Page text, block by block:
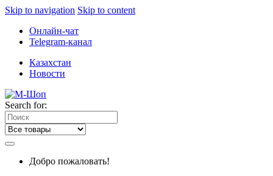
Skip to navigation Skip to content
Онлайн-чат
Telegram-канал
Казахстан
Новости
Search for:
Добро пожаловать!